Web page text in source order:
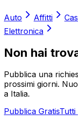
Auto Affitti
Elettronica
Non hai
Pubblica una
prossimi giorni.
a Italia.
Pubblica GratisTutti